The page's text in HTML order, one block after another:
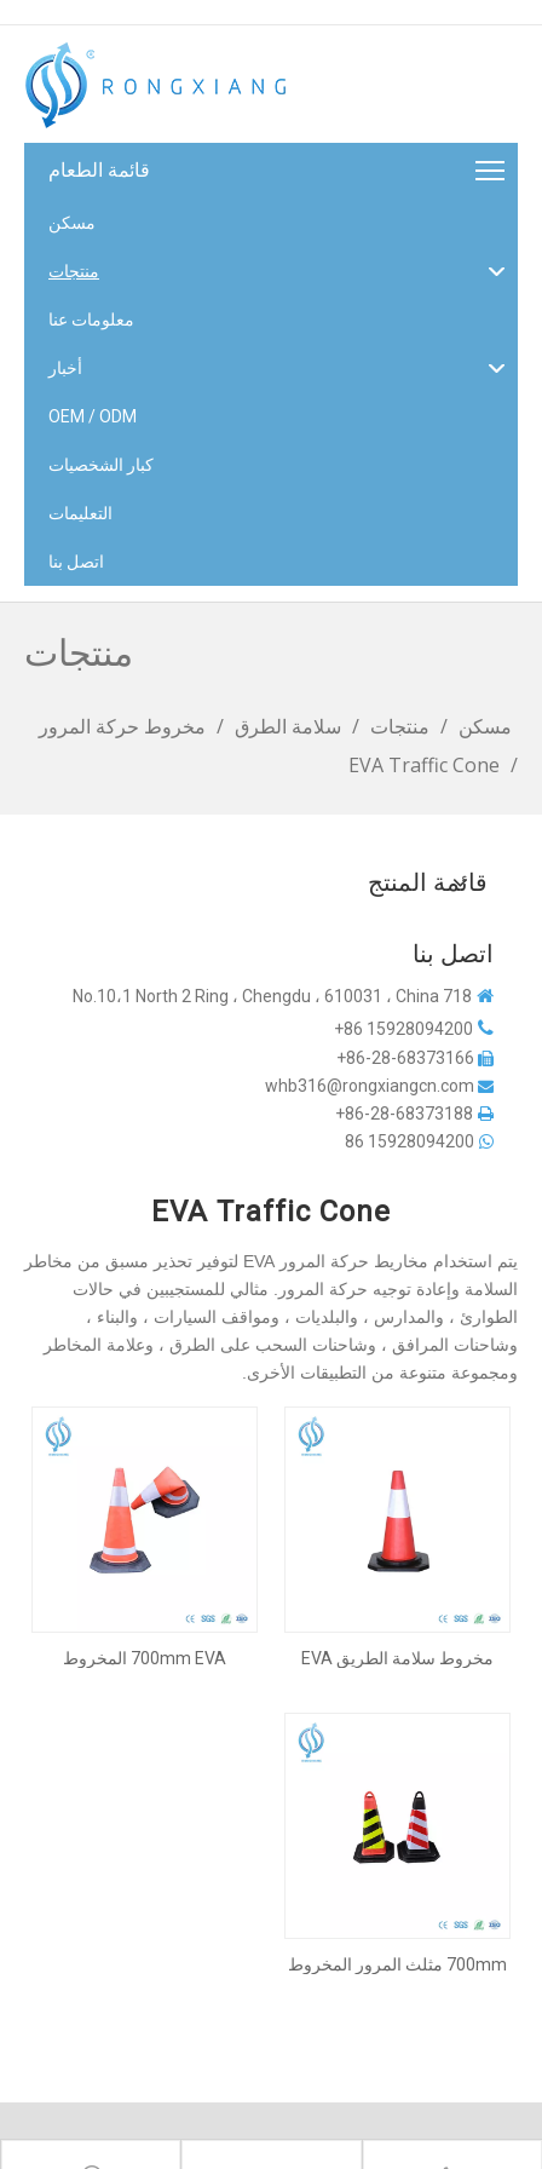
قائمة الطعام
مسكن
منتجات
معلومات عنا
أخبار
OEM / ODM
كبار الشخصيات
التعليمات
اتصل بنا
منتجات
مسكن / منتجات / سلامة الطرق / مخروط حركة المرور
/
EVA Traffic Cone
قائمة المنتج
اتصل بنا
 718 No.10،1 North 2 Ring ، Chengdu ، 610031 ، China

15928094200 86+

86-28-68373166+

whb316@rongxiangcn.com

86-28-68373188+

15928094200
EVA Traffic Cone
يتم استخدام مخاريط حركة المرور EVA لتوفير تحذير مسبق من مخاطر
السلامة وإعادة توجيه حركة المرور. مثالي للمستجيبين في حالات
الطوارئ ، والمدارس ، والبلديات ، ومواقف السيارات ، والبناء ،
وشاحنات المرافق ، وشاحنات السحب على الطرق ، وعلامة المخاطر
ومجموعة متنوعة من التطبيقات الأخرى.
مخروط سلامة الطريق EVA
700mm EVA المخروط
700mm مثلث المرور المخروط